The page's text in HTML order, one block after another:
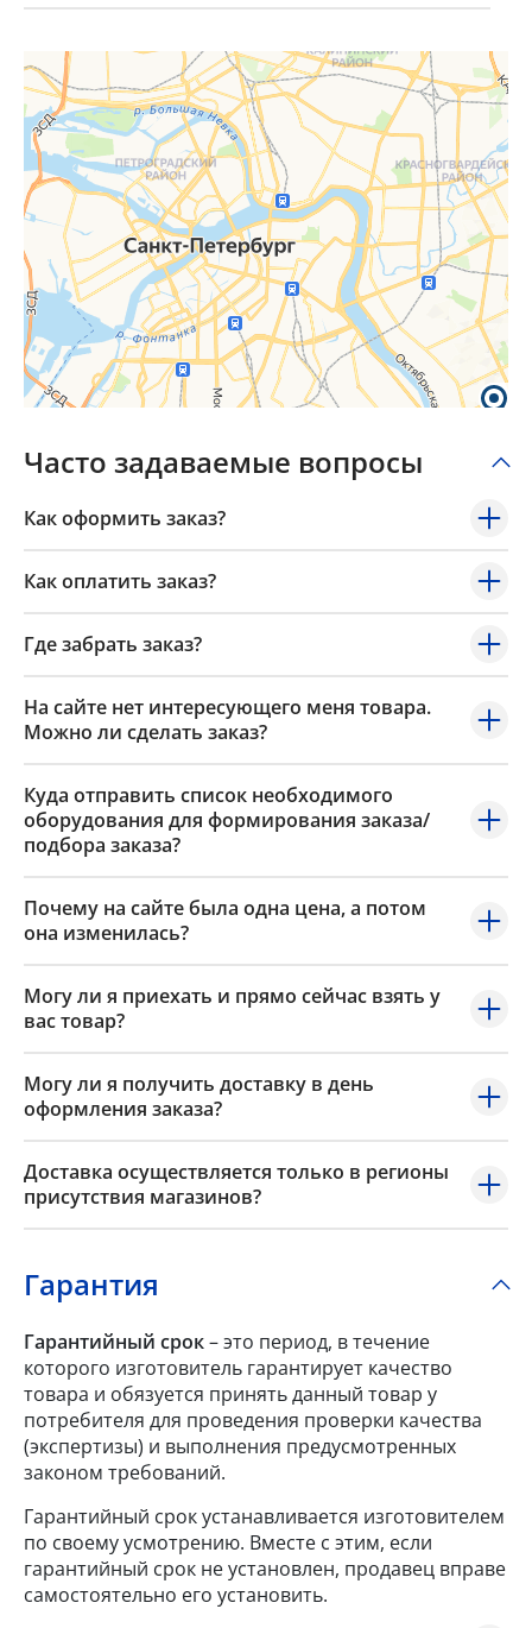
Часто задаваемые вопросы
Как оформить заказ?
Как оплатить заказ?
Где забрать заказ?
На сайте нет интересующего меня товара.
Можно ли сделать заказ?
Куда отправить список необходимого
оборудования для формирования заказа/
подбора заказа?
Почему на сайте была одна цена, а потом
она изменилась?
Могу ли я приехать и прямо сейчас взять у
вас товар?
Могу ли я получить доставку в день
оформления заказа?
Доставка осуществляется только в регионы
присутствия магазинов?
Гарантия
Гарантийный срок– это период, в течение
которого изготовитель гарантирует качество
товара и обязуется принять данный товар у
потребителя для проведения проверки качества
(экспертизы) и выполнения предусмотренных
законом требований.
Гарантийный срок устанавливается изготовителем
по своему усмотрению. Вместе с этим, если
гарантийный срок не установлен, продавец вправе
самостоятельно его установить.
Popup Title
Popup Content